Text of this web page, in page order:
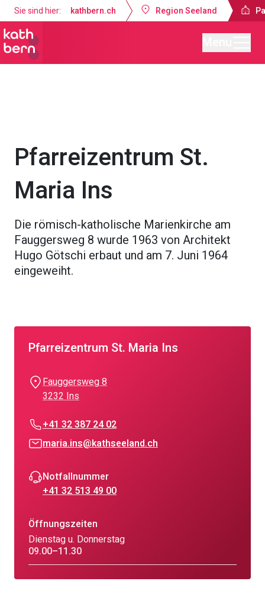
Sie sind hier: kathbern.ch Region Seeland
Pfarreizentrum St.
Maria Ins
Die römisch-katholische Marienkirche am
Fauggersweg 8 wurde 1963 von Architekt
Hugo Götschi erbaut und am 7. Juni 1964
eingeweiht.
Pfarreizentrum St. Maria Ins
Fauggersweg 8
3232 Ins
+41 32 387 24 02
maria.ins@kathseeland.ch
Notfallnummer
+41 32 513 49 00
Öffnungszeiten
Dienstag u. Donnerstag
09.00–11.30